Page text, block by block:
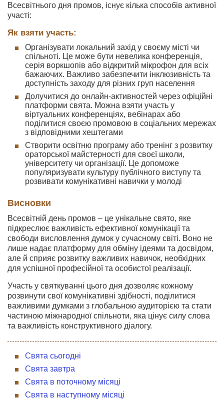
Всесвітнього дня промов, існує кілька способів активної
участі:
Як взяти участь:
Організувати локальний захід у своєму місті чи
спільноті. Це може бути невелика конференція,
серія воркшопів або відкритий мікрофон для всіх
бажаючих. Важливо забезпечити інклюзивність та
доступність заходу для різних груп населення
Долучитися до онлайн-активностей через офіційні
платформи свята. Можна взяти участь у
віртуальних конференціях, вебінарах або
поділитися своєю промовою в соціальних мережах
з відповідними хештегами
Створити освітню програму або тренінг з розвитку
ораторської майстерності для своєї школи,
університету чи організації. Це допоможе
популяризувати культуру публічного виступу та
розвивати комунікативні навички у молоді
Висновки
Всесвітній день промов – це унікальне свято, яке
підкреслює важливість ефективної комунікації та
свободи висловлення думок у сучасному світі. Воно не
лише надає платформу для обміну ідеями та досвідом,
але й сприяє розвитку важливих навичок, необхідних
для успішної професійної та особистої реалізації.
Участь у святкуванні цього дня дозволяє кожному
розвинути свої комунікативні здібності, поділитися
важливими думками з глобальною аудиторією та стати
частиною міжнародної спільноти, яка цінує силу слова
та важливість конструктивного діалогу.
Свята сьогодні
Свята завтра
Свята в поточному місяці
Свята в наступному місяці